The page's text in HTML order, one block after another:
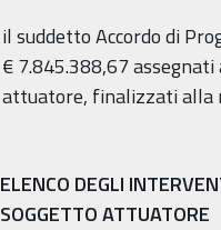
il suddetto Accordo di
€ 7.845.388,67
attuatore, finalizzati alla
ELENCO DEGLI
SOGGETTO ATTUATORE